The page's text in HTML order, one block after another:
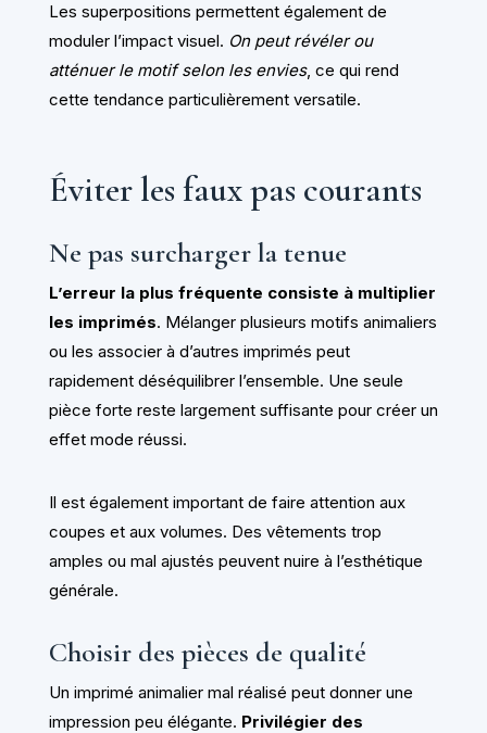
Les superpositions permettent également de
moduler l’impact visuel. On peut révéler ou
atténuer le motif selon les envies, ce qui rend
cette tendance particulièrement versatile.
Éviter les faux pas courants
Ne pas surcharger la tenue
L’erreur la plus fréquente consiste à multiplier
les imprimés. Mélanger plusieurs motifs animaliers
ou les associer à d’autres imprimés peut
rapidement déséquilibrer l’ensemble. Une seule
pièce forte reste largement suffisante pour créer un
effet mode réussi.
Il est également important de faire attention aux
coupes et aux volumes. Des vêtements trop
amples ou mal ajustés peuvent nuire à l’esthétique
générale.
Choisir des pièces de qualité
Un imprimé animalier mal réalisé peut donner une
impression peu élégante. Privilégier des